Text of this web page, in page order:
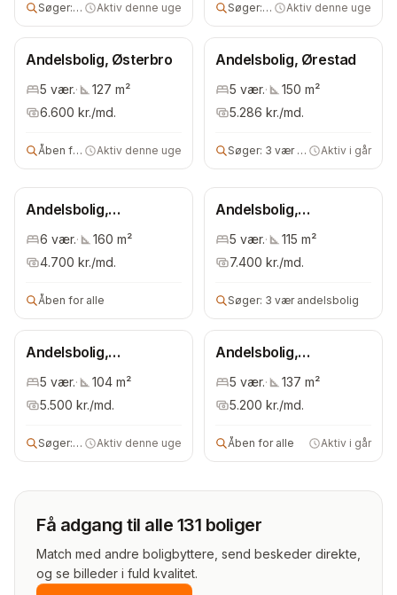
Søger:4 vær andelsbolig
Aktiv denne uge Søger:3 vær andelsbolig
Aktiv denne uge
Andelsbolig, Østerbro
5 vær.· 127 m²
6.600 kr./md.
Åben for alle Aktiv denne uge
Andelsbolig, Ørestad
5 vær.· 150 m²
5.286 kr./md.
Søger: 3 vær andelsbolig Aktiv i går
Andelsbolig,
Bispebjerg
6 vær.· 160 m²
4.700 kr./md.
Åben for alle
Andelsbolig,
Bispebjerg
5 vær.· 115 m²
7.400 kr./md.
Søger: 3 vær andelsbolig
Andelsbolig,
Frederiksberg
5 vær.· 104 m²
5.500 kr./md.
Søger:andelsbolig
Aktiv denne uge
Andelsbolig,
Frederiksberg
5 vær.· 137 m²
5.200 kr./md.
Åben for alle Aktiv i går
Få adgang til alle 131 boliger
Match med andre boligbyttere, send beskeder direkte,
og se billeder i fuld kvalitet.